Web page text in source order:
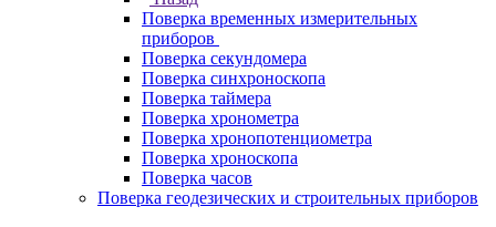
Поверка временных измерительных
приборов
Поверка секундомера
Поверка синхроноскопа
Поверка таймера
Поверка хронометра
Поверка хронопотенциометра
Поверка хроноскопа
Поверка часов
Поверка геодезических и строительных приборов